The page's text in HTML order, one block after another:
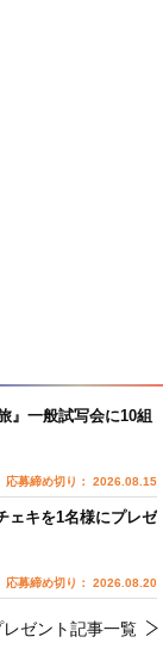
』一般試写会に10組
応募締め切り： 2026.08.15
ェキを1名様にプレゼ
応募締め切り： 2026.08.20
レゼント記事一覧